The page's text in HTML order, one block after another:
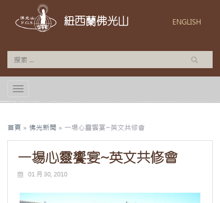
紐西蘭佛光山 ENGLISH
TOGGLE NAVIGATION
首頁 » 佛光新聞 » 一場心靈饗宴~英文共修會
一場心靈饗宴~英文共修會
01 月 30, 2010